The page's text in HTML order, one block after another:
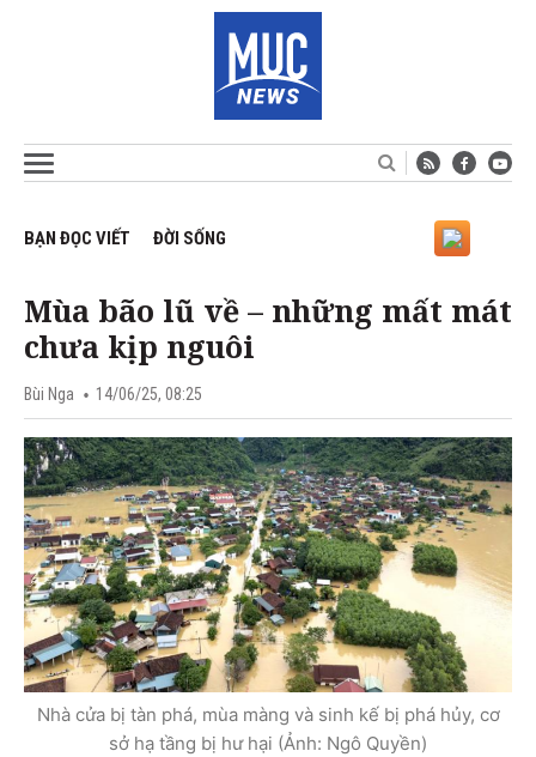
BẠN ĐỌC VIẾT ĐỜI SỐNG
Mùa bão lũ về – những mất mát
chưa kịp nguôi
Bùi Nga 14/06/25, 08:25
Nhà cửa bị tàn phá, mùa màng và sinh kế bị phá hủy, cơ
sở hạ tầng bị hư hại (Ảnh: Ngô Quyền)